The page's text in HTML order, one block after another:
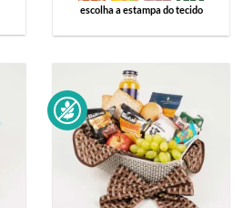
escolha a estampa do tecido